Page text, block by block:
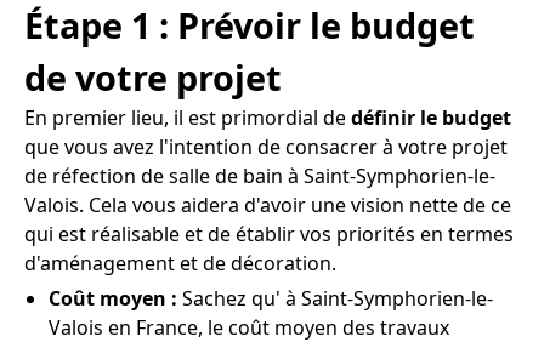
Étape 1 : Prévoir le budget
de votre projet
En premier lieu, il est primordial dedéfinir le budget
que vous avez l'intention de consacrer à votre projet
de réfection de salle de bain à Saint-Symphorien-le-
Valois. Cela vous aidera d'avoir une vision nette de ce
qui est réalisable et de établir vos priorités en termes
d'aménagement et de décoration.
Coût moyen : Sachez qu' à Saint-Symphorien-le-
Valois en France, le coût moyen des travaux